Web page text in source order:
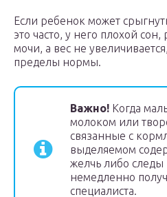
Если ребенок может
это часто, у него плохой
мочи, а вес не
пределы нормы.
Важно! Когда
молоком или
связанные с
выделяемом
желчь либо
немедленно
специалиста.